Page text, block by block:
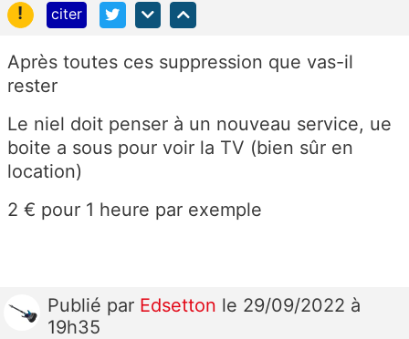
!
citer
Après toutes ces suppression que vas-il
rester
Le niel doit penser à un nouveau service, ue
boite a sous pour voir la TV (bien sûr en
location)
2 € pour 1 heure par exemple
Publié par Edsetton le 29/09/2022 à
19h35